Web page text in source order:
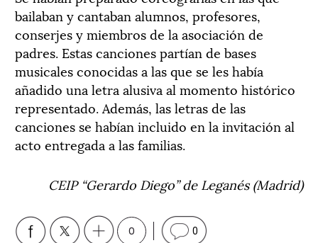
bailaban y cantaban alumnos, profesores,
conserjes y miembros de la asociación de
padres. Estas canciones partían de bases
musicales conocidas a las que se les había
añadido una letra alusiva al momento histórico
representado. Además, las letras de las
canciones se habían incluido en la invitación al
acto entregada a las familias.
CEIP “Gerardo Diego” de Leganés (Madrid)
0 0